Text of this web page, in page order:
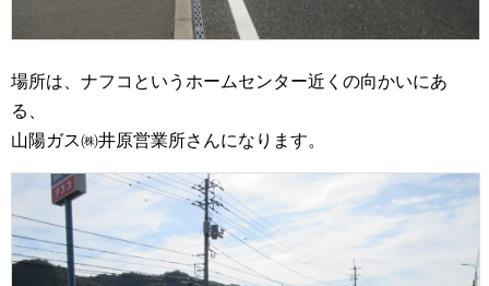
場所は、ナフコというホームセンター近くの向かいにあ
る、
山陽ガス㈱井原営業所さんになります。